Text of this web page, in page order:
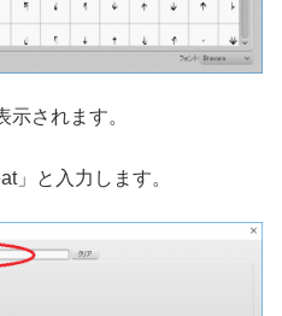
されます。
」と入力します。